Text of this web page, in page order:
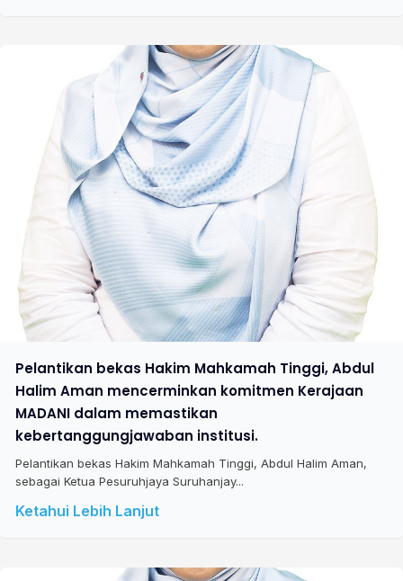
Pelantikan bekas Hakim Mahkamah Tinggi, Abdul
Halim Aman mencerminkan komitmen Kerajaan
MADANI dalam memastikan
kebertanggungjawaban institusi.
Pelantikan bekas Hakim Mahkamah Tinggi, Abdul Halim Aman,
sebagai Ketua Pesuruhjaya Suruhanjay...
Ketahui Lebih Lanjut